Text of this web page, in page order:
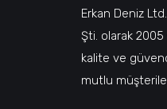
Erkan Deniz
Şti. olarak
kalite ve
mutlu